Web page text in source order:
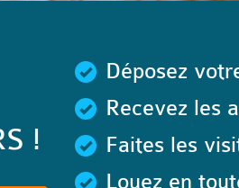
!
Déposez
Recevez les
Faites les
Louez en